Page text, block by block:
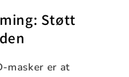
Støtt
masker er at